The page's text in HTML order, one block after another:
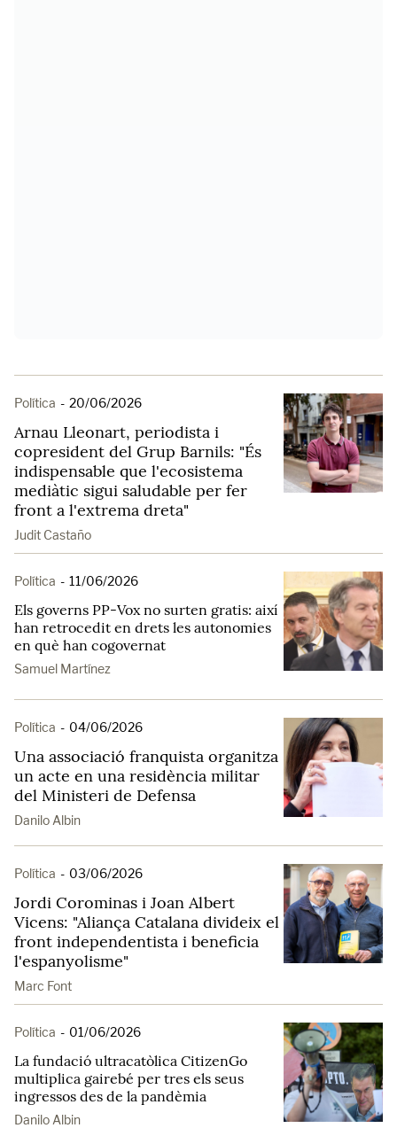
Política - 20/06/2026
Arnau Lleonart, periodista i
copresident del Grup Barnils: "És
indispensable que l'ecosistema
mediàtic sigui saludable per fer
front a l'extrema dreta"
Judit Castaño
Política - 11/06/2026
Els governs PP-Vox no surten gratis: així
han retrocedit en drets les autonomies
en què han cogovernat
Samuel Martínez
Política - 04/06/2026
Una associació franquista organitza
un acte en una residència militar
del Ministeri de Defensa
Danilo Albin
Política - 03/06/2026
Jordi Corominas i Joan Albert
Vicens: "Aliança Catalana divideix el
front independentista i beneficia
l'espanyolisme"
Marc Font
Política - 01/06/2026
La fundació ultracatòlica CitizenGo
multiplica gairebé per tres els seus
ingressos des de la pandèmia
Danilo Albin